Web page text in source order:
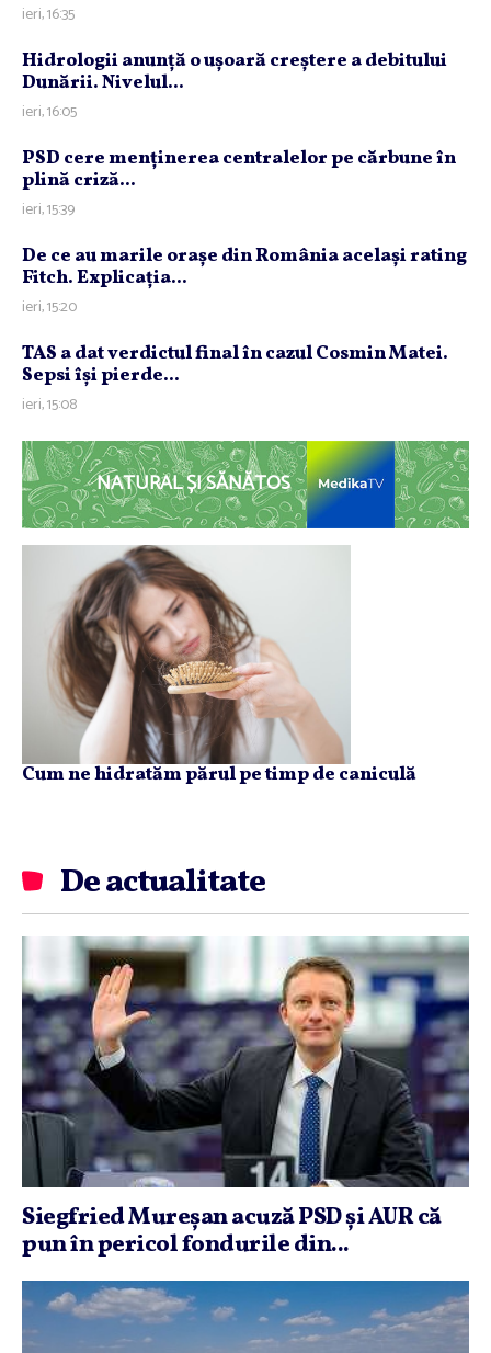
ieri, 16:35
Hidrologii anunţă o uşoară creştere a debitului
Dunării. Nivelul...
ieri, 16:05
PSD cere menţinerea centralelor pe cărbune în
plină criză...
ieri, 15:39
De ce au marile oraşe din România acelaşi rating
Fitch. Explicaţia...
ieri, 15:20
TAS a dat verdictul final în cazul Cosmin Matei.
Sepsi îşi pierde...
ieri, 15:08
NATURAL ȘI SĂNĂTOS
Cum ne hidratăm părul pe timp de caniculă
De actualitate
Siegfried Mureşan acuză PSD şi AUR că
pun în pericol fondurile din...